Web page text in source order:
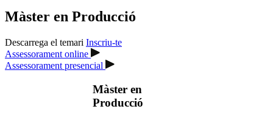
Màster en Producció
Descarrega el temari Inscriu-te
Assessorament online
Assessorament presencial
Màster en
Producció